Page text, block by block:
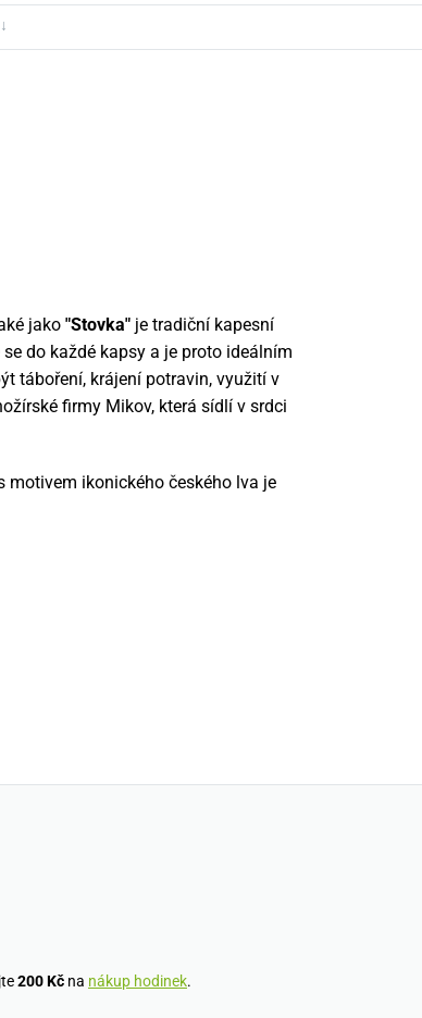
↓
jako "Stovka" je tradiční kapesní
do každé kapsy a je proto ideálním
táboření, krájení potravin, využití v
firmy Mikov, která sídlí v srdci
motivem ikonického českého lva je
200 Kč na nákup hodinek.